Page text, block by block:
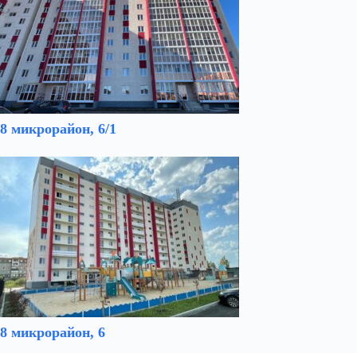
8 микрорайон, 6/1
8 микрорайон, 6